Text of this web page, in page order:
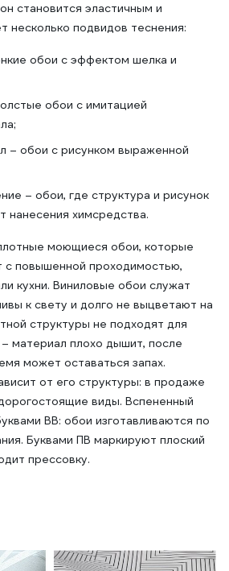
становится эластичным и
несколько подвидов теснения:
обои с эффектом шелка и
обои с имитацией
– обои с рисунком выраженной
– обои, где структура и рисунок
нанесения химсредства.
моющиеся обои, которые
с повышенной проходимостью,
кухни. Виниловые обои служат
к свету и долго не выцветают на
структуры не подходят для
материал плохо дышит, после
может оставаться запах.
от его структуры: в продаже
виды. Вспененный
ВВ: обои изготавливаются по
Буквами ПВ маркируют плоский
прессовку.